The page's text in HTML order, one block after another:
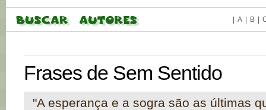
A B
Frases de Sem Sentido
"A esperança e a sogra são as últimas